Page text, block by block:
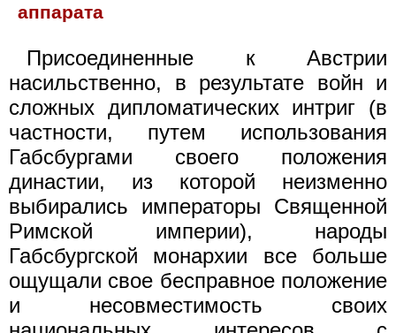
аппарата
Присоединенные к Австрии
насильственно, в результате войн и
сложных дипломатических интриг (в
частности, путем использования
Габсбургами своего положения
династии, из которой неизменно
выбирались императоры Священной
Римской империи), народы
Габсбургской монархии все больше
ощущали свое бесправное положение
и несовместимость своих